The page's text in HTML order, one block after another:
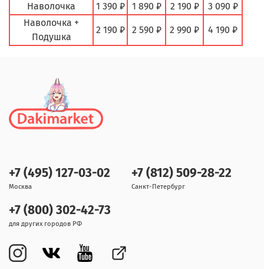
Наволочка
1 390 ₽ 1 890 ₽ 2 190 ₽
3 090 ₽
Наволочка +
Подушка
2 190 ₽ 2 590 ₽ 2 990 ₽ 4 190 ₽
+7 (495) 127-03-02
Москва
+7 (812) 509-28-22
Санкт-Петербург
+7 (800) 302-42-73
для других городов РФ